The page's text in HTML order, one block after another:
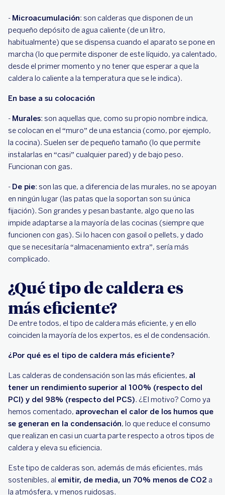
- Microacumulación: son calderas que disponen de un
pequeño depósito de agua caliente (de un litro,
habitualmente) que se dispensa cuando el aparato se pone en
marcha (lo que permite disponer de este líquido, ya calentado,
desde el primer momento y no tener que esperar a que la
caldera lo caliente a la temperatura que se le indica).
En base a su colocación
- Murales: son aquellas que, como su propio nombre indica,
se colocan en el “muro” de una estancia (como, por ejemplo,
la cocina). Suelen ser de pequeño tamaño (lo que permite
instalarlas en “casi” cualquier pared) y de bajo peso.
Funcionan con gas.
- De pie: son las que, a diferencia de las murales, no se apoyan
en ningún lugar (las patas que la soportan son su única
fijación). Son grandes y pesan bastante, algo que no las
impide adaptarse a la mayoría de las cocinas (siempre que
funcionen con gas). Si lo hacen con gasoil o pellets, y dado
que se necesitaría “almacenamiento extra”, sería más
complicado.
¿Qué tipo de caldera es
más eficiente?
De entre todos, el tipo de caldera más eficiente, y en ello
coinciden la mayoría de los expertos, es el de condensación.
¿Por qué es el tipo de caldera más eficiente?
Las calderas de condensación son las más eficientes, al
tener un rendimiento superior al 100% (respecto del
PCI) y del 98% (respecto del PCS). ¿El motivo? Como ya
hemos comentado, aprovechan el calor de los humos que
se generan en la condensación, lo que reduce el consumo
que realizan en casi un cuarta parte respecto a otros tipos de
caldera y eleva su eficiencia.
Este tipo de calderas son, además de más eficientes, más
sostenibles, al emitir, de media, un 70% menos de CO2 a
la atmósfera, y menos ruidosas.